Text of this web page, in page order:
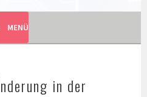
MENÜ
in der